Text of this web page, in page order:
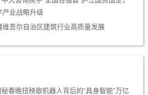
产业战略升级
维吾尔自治区建筑行业高质量发展
春晚扭秧歌机器人背后的“具身智能”万亿